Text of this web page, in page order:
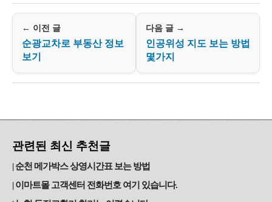
← 이전 글
순광교차로 부동산 정보
보기
다음 글 →
인공위성 지도 보는 방법
몇가지
관련된 최신 추천글
순천 메가박스 상영시간표 보는 방법
이마트몰 고객센터 전화번호 여기 있습니다.